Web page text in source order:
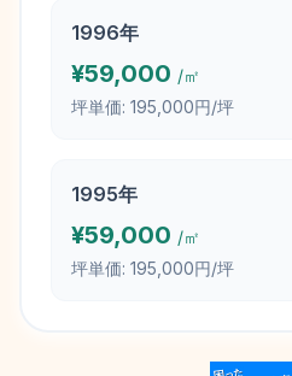
1996年
¥59,000 /㎡
坪単価: 195,000円/坪
1995年
¥59,000 /㎡
坪単価: 195,000円/坪